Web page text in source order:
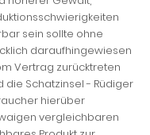
sein sollte ohne
daraufhingewiesen
Vertrag zurücktreten
die Schatzinsel - Rüdiger
hierüber
vergleichbaren